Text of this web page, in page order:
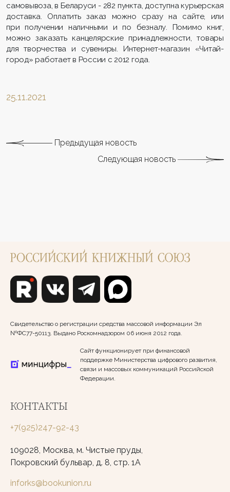
самовывоза, в Беларуси - 282 пункта, доступна курьерская
доставка. Оплатить заказ можно сразу на сайте, или
при получении наличными и по безналу. Помимо книг,
можно заказать канцелярские принадлежности, товары
для творчества и сувениры. Интернет-магазин «Читай-
город» работает в России с 2012 года.
25.11.2021
Предыдущая новость
Следующая новость
Свидетельство о регистрации средства массовой информации Эл
№ФС77-50113. Выдано Роскомнадзором 06 июня 2012 года.
Сайт функционирует при финансовой
поддержке Министерства цифрового развития,
связи и массовых коммуникаций Российской
Федерации.
КОНТАКТЫ
+7(925)247-92-43
109028, Москва, м. Чистые пруды,
Покровский бульвар, д. 8, стр. 1А
inforks@bookunion.ru